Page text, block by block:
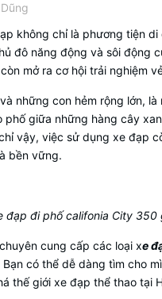
không chỉ là phương tiện
đô năng động và sôi động
mở ra cơ hội trải nghiệm
những con hẻm rộng lớn,
giữa những hàng cây
vậy, việc sử dụng xe đạp
bền vững.
đạp đi phố califonia City
cung cấp các loại xe
có thể dễ dàng tìm cho
thế giới xe đạp thể thao tại